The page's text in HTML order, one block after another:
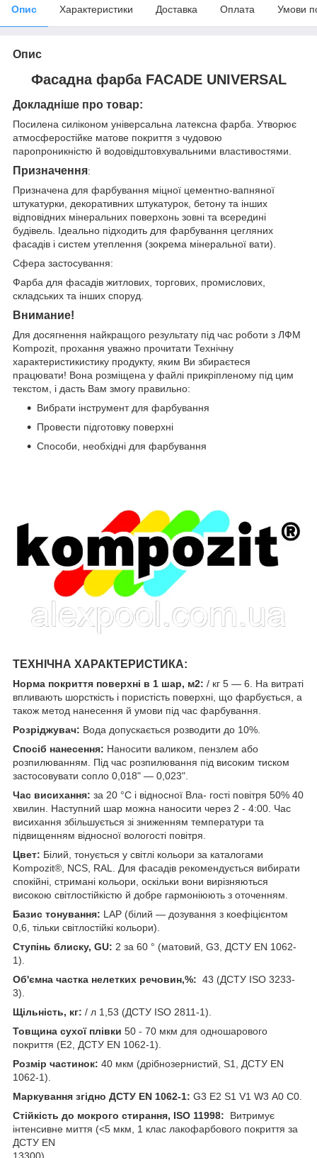
Опис Характеристики Доставка Оплата Умови
Опис
Фасадна фарба FACADE UNIVERSAL
Докладніше про товар:
Посилена силіконом універсальна латексна фарба. Утворює
атмосферостійке матове покриття з чудовою
паропроникністю й водовідштовхувальними властивостями.
Призначення:
Призначена для фарбування міцної цементно-вапняної
штукатурки, декоративних штукатурок, бетону та інших
відповідних мінеральних поверхонь зовні та всередині
будівель. Ідеально підходить для фарбування цегляних
фасадів і систем утеплення (зокрема мінеральної вати).
Сфера застосування:
Фарба для фасадів житлових, торгових, промислових,
складських та інших споруд.
Внимание!
Для досягнення найкращого результату під час роботи з ЛФМ
Kompozit, прохання уважно прочитати Технічну
характеристикистику продукту, яким Ви збираєтеся
працювати! Вона розміщена у файлі прикріпленому під цим
текстом, і дасть Вам змогу правильно:
Вибрати інструмент для фарбування
Провести підготовку поверхні
Способи, необхідні для фарбування
ТЕХНІЧНА ХАРАКТЕРИСТИКА:
Норма покриття поверхні в 1 шар, м2: / кг 5 — 6. На витраті
впливають шорсткість і пористість поверхні, що фарбується, а
також метод нанесення й умови під час фарбування.
Розріджувач: Вода допускається розводити до 10%.
Спосіб нанесення: Наносити валиком, пензлем або
розпилюванням. Під час розпилювання під високим тиском
застосовувати сопло 0,018" — 0,023".
Час висихання: за 20 °C і відносної Вла- гості повітря 50% 40
хвилин. Наступний шар можна наносити через 2 - 4:00. Час
висихання збільшується зі зниженням температури та
підвищенням відносної вологості повітря.
Цвет: Білий, тонується у світлі кольори за каталогами
Kompozit®, NCS, RAL. Для фасадів рекомендується вибирати
спокійні, стримані кольори, оскільки вони вирізняються
високою світлостійкістю й добре гармоніюють з оточенням.
Базис тонування: LАP (білий — дозування з коефіцієнтом
0,6, тільки світлостійкі кольори).
Ступінь блиску, GU: 2 за 60 ° (матовий, G3, ДСТУ EN 1062-
1).
Об'ємна частка нелетких речовин,%: 43 (ДСТУ ISO 3233-
3).
Щільність, кг: / л 1,53 (ДСТУ ISO 2811-1).
Товщина сухої плівки 50 - 70 мкм для одношарового
покриття (E2, ДСТУ EN 1062-1).
Розмір частинок: 40 мкм (дрібнозернистий, S1, ДСТУ EN
1062-1).
Маркування згідно ДСТУ EN 1062-1: G3 E2 S1 V1 W3 А0 C0.
Стійкість до мокрого стирання, ISO 11998:
Витримує
інтенсивне миття (<5 мкм, 1 клас лакофарбового покриття за
ДСТУ EN